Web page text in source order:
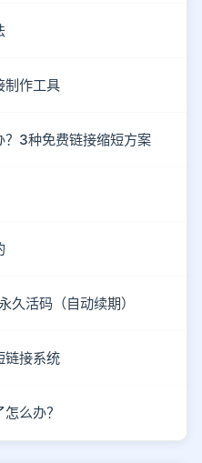
制作工具
？3种免费链接缩短方案
久活码（自动续期）
链接系统
么办？